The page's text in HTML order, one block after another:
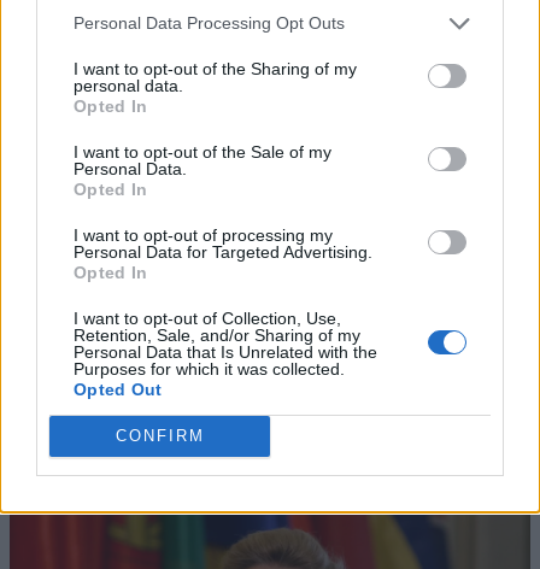
Personal Data Processing Opt Outs
I want to opt-out of the Sharing of my
personal data.
Opted In
I want to opt-out of the Sale of my
Personal Data.
Opted In
I want to opt-out of processing my
Personal Data for Targeted Advertising.
Opted In
I want to opt-out of Collection, Use,
Retention, Sale, and/or Sharing of my
Personal Data that Is Unrelated with the
Purposes for which it was collected.
Opted Out
CONFIRM